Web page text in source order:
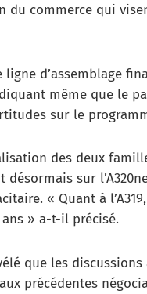
du commerce qui
d’assemblage
même que le
sur le
des deux
désormais sur
« Quant à
» a-t-il précisé.
que les
précédentes